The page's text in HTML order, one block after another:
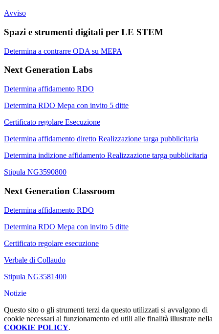
Avviso
Spazi e strumenti digitali per LE STEM
Determina a contrarre ODA su MEPA
Next Generation Labs
Determina affidamento RDO
Determina RDO Mepa con invito 5 ditte
Certificato regolare Esecuzione
Determina affidamento diretto Realizzazione targa pubblicitaria
Determina indizione affidamento Realizzazione targa pubblicitaria
Stipula NG3590800
Next Generation Classroom
Determina affidamento RDO
Determina RDO Mepa con invito 5 ditte
Certificato regolare esecuzione
Verbale di Collaudo
Stipula NG3581400
Notizie
Questo sito o gli strumenti terzi da questo utilizzati si avvalgono di
cookie necessari al funzionamento ed utili alle finalità illustrate nella
COOKIE POLICY.